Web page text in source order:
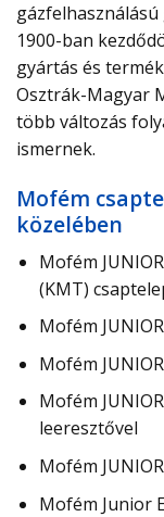
1900-ban
gyártás és
Osztrák-Magyar
több változás
ismernek.
Mofém
közelében
Mofém
(KMT)
Mofém
Mofém
Mofém
leeresztővel
Mofém
Mofém Junior